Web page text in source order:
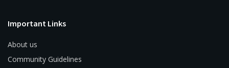
Important Links
About us
Community Guidelines